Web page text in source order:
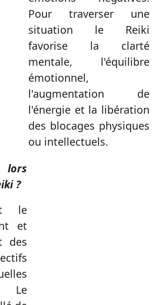
Pour traverser une
situation le Reiki
favorise la clarté
mentale, l'équilibre
émotionnel,
l'augmentation de
l'énergie et la libération
des blocages physiques
ou intellectuels.
lors
?
le
et
des
Le